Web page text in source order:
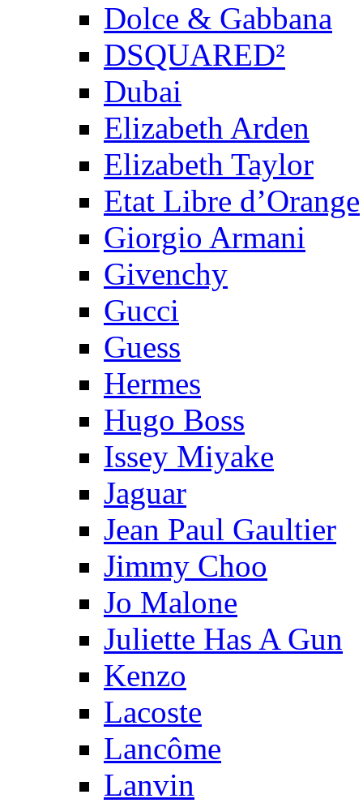
Dolce & Gabbana
DSQUARED²
Dubai
Elizabeth Arden
Elizabeth Taylor
Etat Libre d’Orange
Giorgio Armani
Givenchy
Gucci
Guess
Hermes
Hugo Boss
Issey Miyake
Jaguar
Jean Paul Gaultier
Jimmy Choo
Jo Malone
Juliette Has A Gun
Kenzo
Lacoste
Lancôme
Lanvin